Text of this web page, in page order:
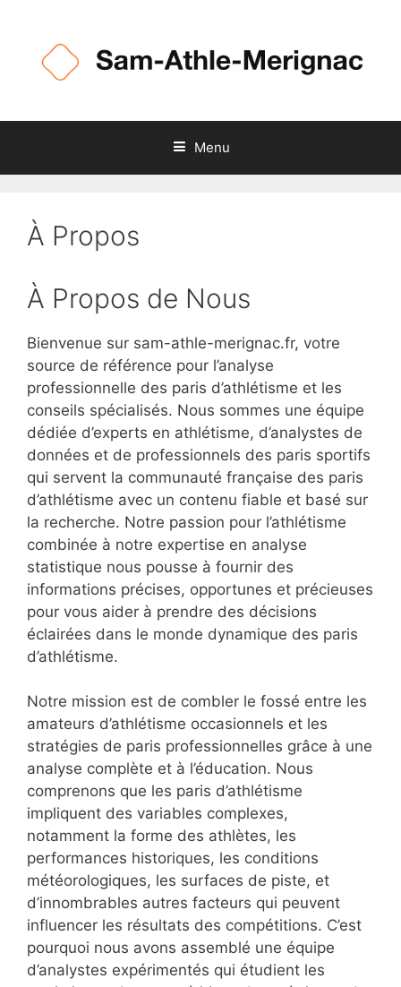
content
Menu
À Propos
À Propos de Nous
Bienvenue sur sam-athle-merignac.fr, votre
source de référence pour l’analyse
professionnelle des paris d’athlétisme et les
conseils spécialisés. Nous sommes une équipe
dédiée d’experts en athlétisme, d’analystes de
données et de professionnels des paris sportifs
qui servent la communauté française des paris
d’athlétisme avec un contenu fiable et basé sur
la recherche. Notre passion pour l’athlétisme
combinée à notre expertise en analyse
statistique nous pousse à fournir des
informations précises, opportunes et précieuses
pour vous aider à prendre des décisions
éclairées dans le monde dynamique des paris
d’athlétisme.
Notre mission est de combler le fossé entre les
amateurs d’athlétisme occasionnels et les
stratégies de paris professionnelles grâce à une
analyse complète et à l’éducation. Nous
comprenons que les paris d’athlétisme
impliquent des variables complexes,
notamment la forme des athlètes, les
performances historiques, les conditions
météorologiques, les surfaces de piste, et
d’innombrables autres facteurs qui peuvent
influencer les résultats des compétitions. C’est
pourquoi nous avons assemblé une équipe
d’analystes expérimentés qui étudient les